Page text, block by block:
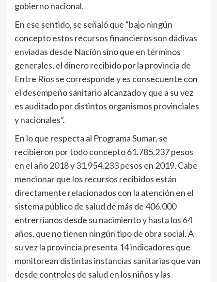
gobierno nacional.
En ese sentido, se señaló que “bajo ningún
concepto estos recursos financieros son dádivas
enviadas desde Nación sino que en términos
generales, el dinero recibido por la provincia de
Entre Ríos se corresponde y es consecuente con
el desempeño sanitario alcanzado y que a su vez
es auditado por distintos organismos provinciales
y nacionales”.
En lo que respecta al Programa Sumar, se
recibieron por todo concepto 61.785.237 pesos
en el año 2018 y 31.954.233 pesos en 2019. Cabe
mencionar que los recursos recibidos están
directamente relacionados con la atención en el
sistema público de salud de más de 406.000
entrerrianos desde su nacimiento y hasta los 64
años, que no tienen ningún tipo de obra social. A
su vez la provincia presenta 14 indicadores que
monitorean distintas instancias sanitarias que van
desde controles de salud en los niños y las